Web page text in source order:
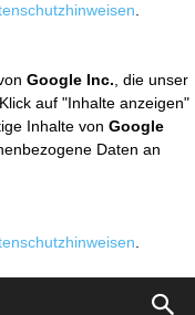
Google Inc. , die unser
auf "Inhalte anzeigen"
Inhalte von Google
Daten an